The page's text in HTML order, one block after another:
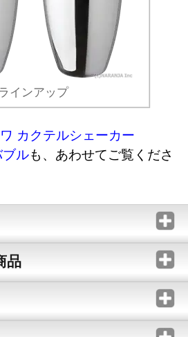
ラインアップ
カクテルシェーカー
ルも、あわせてご覧くださ
品